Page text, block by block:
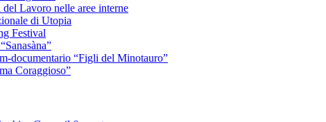
Lavoro nelle aree interne
di Utopia
Festival
“Figli del Minotauro”
Coraggioso”